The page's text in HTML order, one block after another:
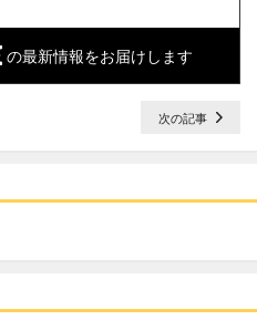
の最新情報をお届けします
次の記事